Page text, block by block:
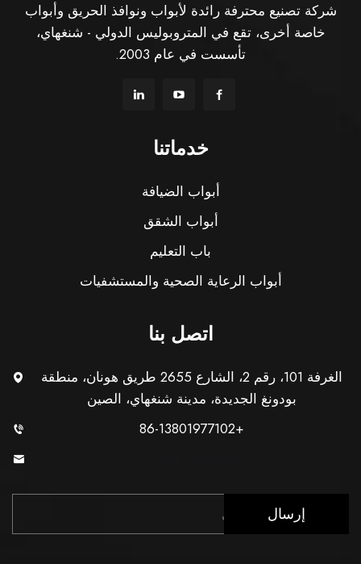
شركة تصنيع محترفة رائدة لأبواب ونوافذ الحريق وأبواب
خاصة أخرى، تقع في المتروبوليس الدولي - شنغهاي،
تأسست في عام 2003.
خدماتنا
أبواب الضيافة
أبواب الشقق
باب التعليم
أبواب الرعاية الصحية والمستشفيات
اتصل بنا
الغرفة 101، رقم 2، الشارع 2655 طريق هونان، منطقة
بودونغ الجديدة، مدينة شنغهاي، الصين
+86-13801977102
إرسال